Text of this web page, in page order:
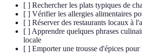
[ ] Rechercher les plats typiques de
[ ] Vérifier les allergies alimentaires
[ ] Réserver des restaurants locaux à
[ ] Apprendre quelques phrases
locale
[ ] Emporter une trousse d'épices pour